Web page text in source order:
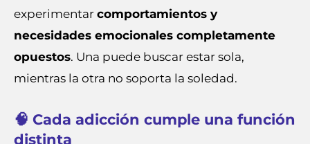
experimentarcomportamientos y
necesidades emocionales completamente
opuestos. Una puede buscar estar sola,
mientras la otra no soporta la soledad.
🧠 Cada adicción cumple una función
distinta